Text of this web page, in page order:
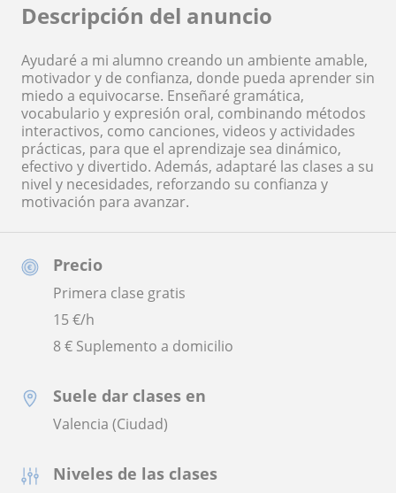
Precio
Primera clase gratis
15€/h
8 € Suplemento a domicilio
Suele dar clases en
Valencia (Ciudad)
Niveles de las clases
Descripción del anuncio
Ayudaré a mi alumno creando un ambiente amable,
motivador y de confianza, donde pueda aprender sin
miedo a equivocarse. Enseñaré gramática,
vocabulario y expresión oral, combinando métodos
interactivos, como canciones, videos y actividades
prácticas, para que el aprendizaje sea dinámico,
efectivo y divertido. Además, adaptaré las clases a su
nivel y necesidades, reforzando su confianza y
motivación para avanzar.